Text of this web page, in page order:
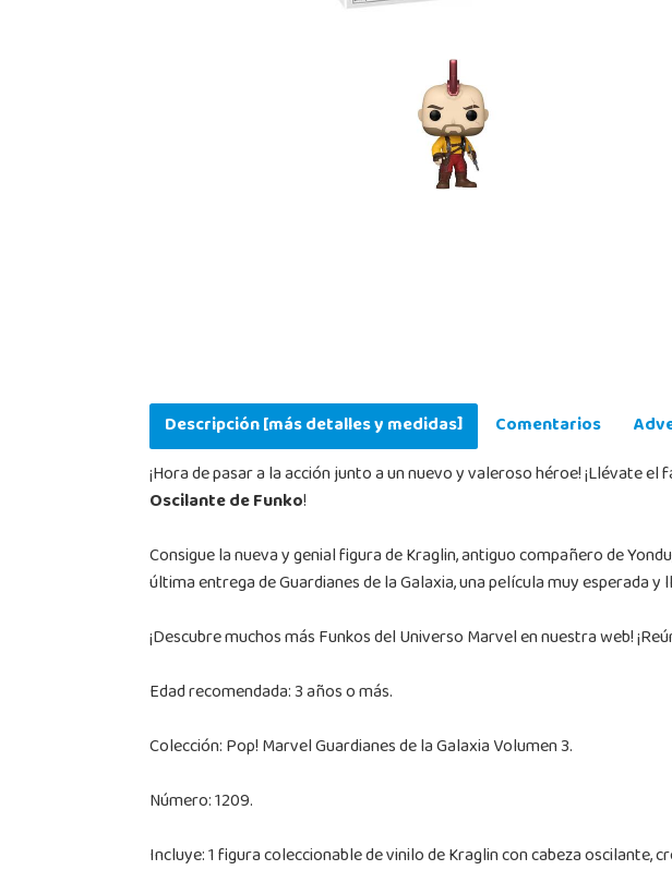
Descripción [más detalles y medidas] Comentarios
¡Hora de pasar a la acción junto a un nuevo y valeroso héroe! ¡Llévate el
Oscilante de Funko!
Consigue la nueva y genial figura de Kraglin, antiguo compañero de
última entrega de Guardianes de la Galaxia, una película muy esperada
¡Descubre muchos más Funkos del Universo Marvel en nuestra web!
Edad recomendada: 3 años o más.
Colección: Pop! Marvel Guardianes de la Galaxia Volumen 3.
Número: 1209.
Incluye: 1 figura coleccionable de vinilo de Kraglin con cabeza oscilante,